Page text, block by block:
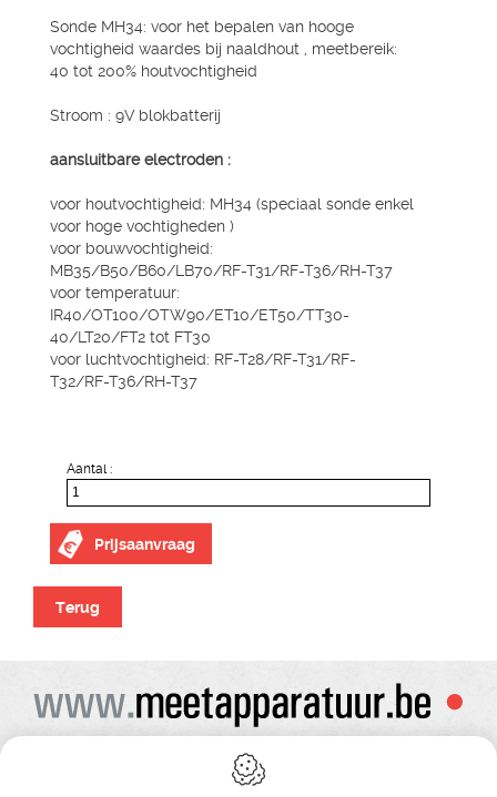
Sonde MH34: voor het bepalen van hooge
vochtigheid waardes bij naaldhout , meetbereik:
40 tot 200% houtvochtigheid
Stroom : 9V blokbatterij
aansluitbare electroden :
voor houtvochtigheid: MH34 (speciaal sonde enkel
voor hoge vochtigheden )
voor bouwvochtigheid:
MB35/B50/B60/LB70/RF-T31/RF-T36/RH-T37
voor temperatuur:
IR40/OT100/OTW90/ET10/ET50/TT30-
40/LT20/FT2 tot FT30
voor luchtvochtigheid: RF-T28/RF-T31/RF-
T32/RF-T36/RH-T37
Aantal :
Prijsaanvraag
Terug
Alle prijzen zijn onder voorbehoud van wijziging
Bij bestelling ontvangt u vooraf de levering steeds een orderbevestiging
Copyright© alle rechten voorbehouden , gehele of gedeeldelijke overname van